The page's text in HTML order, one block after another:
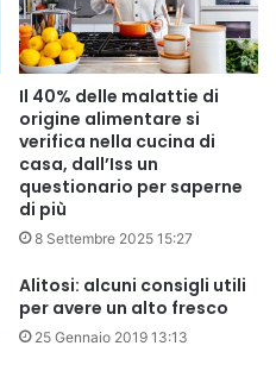
Il 40% delle malattie di
origine alimentare si
verifica nella cucina di
casa, dall’Iss un
questionario per saperne
di più
8 Settembre 2025 15:27
Alitosi: alcuni consigli utili
per avere un alto fresco
25 Gennaio 2019 13:13